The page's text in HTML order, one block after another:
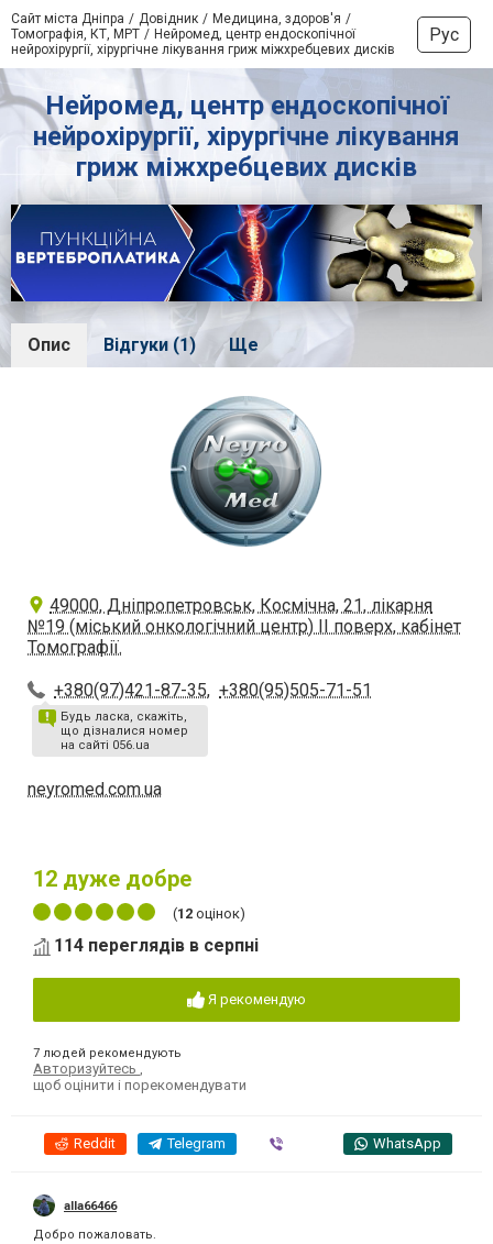
Сайт міста Дніпра Довідник
Медицина, здоров'я
Томографія, КТ, МРТ
Нейромед, центр ендоскопічної
нейрохірургії, хірургічне лікування гриж міжхребцевих дисків
Рус
Нейромед, центр ендоскопічної
нейрохірургії, хірургічне лікування
гриж міжхребцевих дисків
Опис Відгуки (1) Ще
49000, Дніпропетровськ, Космічна, 21, лікарня
№19 (міський онкологічний центр) ІІ поверх, кабінет
Томографії.
+380(97)421-87-35, +380(95)505-71-51
Будь ласка, скажіть,
що дізналися номер
на сайті 056.ua
neyromed.com.ua
12 дуже добре
(12 оцінок)
114 переглядів в серпні
Я рекомендую
7 людей рекомендують
Авторизуйтесь ,
щоб оцінити і порекомендувати
Reddit Telegram WhatsApp
alla66466
Добро пожаловать.